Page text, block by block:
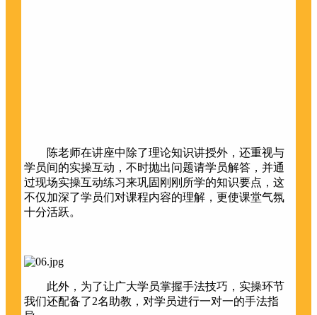
陈老师在讲座中除了理论知识讲授外，还重视与
学员间的实操互动，不时抛出问题请学员解答，并通
过现场实操互动练习来巩固刚刚所学的知识要点，这
不仅加深了学员们对课程内容的理解，更使课堂气氛
十分活跃。
此外，为了让广大学员掌握手法技巧，实操环节
我们还配备了2名助教，对学员进行一对一的手法指